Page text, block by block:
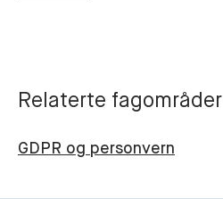
Relaterte fagområder
GDPR og personvern